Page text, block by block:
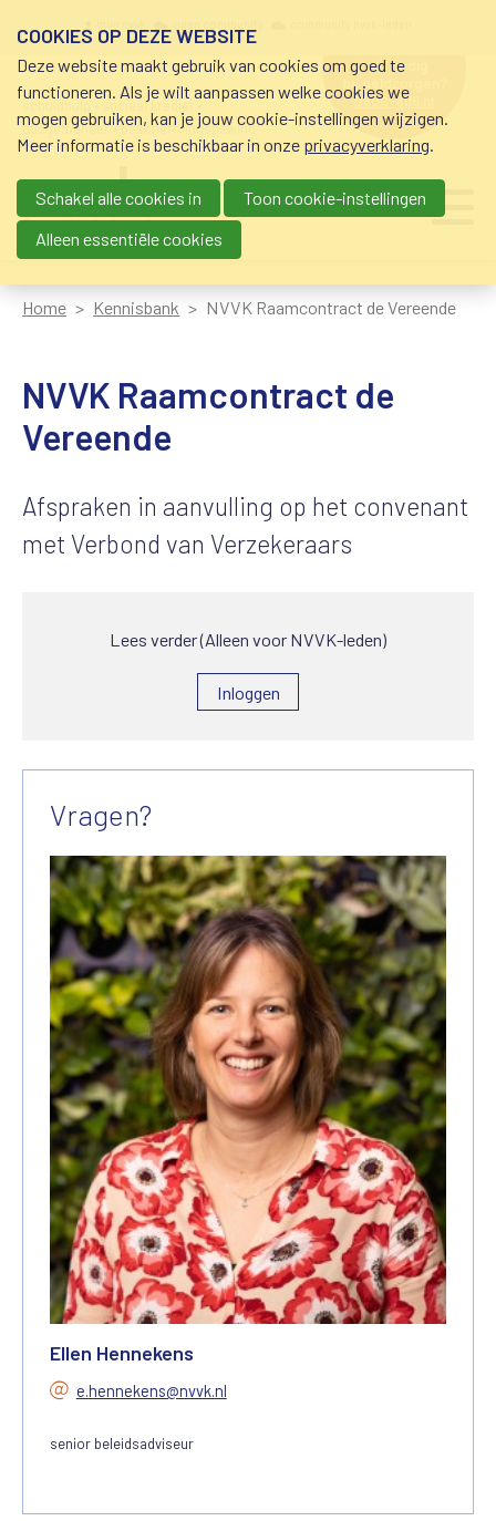
schuldhulp • sociaal krediet •
budgetbeheer • beschermingsbewind
hulp nodig
bij geldzorgen?
0800-8115.nl
Main navigation
Home Kennisbank NVVK Raamcontract de Vereende
NVVK Raamcontract de
Vereende
Afspraken in aanvulling op het convenant
met Verbond van Verzekeraars
Lees verder (Alleen voor NVVK-leden)
Inloggen
Vragen?
Ellen Hennekens
e.hennekens@nvvk.nl
senior beleidsadviseur
COOKIES OP DEZE WEBSITE
Deze website maakt gebruik van cookies om goed te
functioneren. Als je wilt aanpassen welke cookies we
mogen gebruiken, kan je jouw cookie-instellingen wijzigen.
Meer informatie is beschikbaar in onze privacyverklaring.
Schakel alle cookies in
Toon cookie-instellingen
Alleen essentiële cookies